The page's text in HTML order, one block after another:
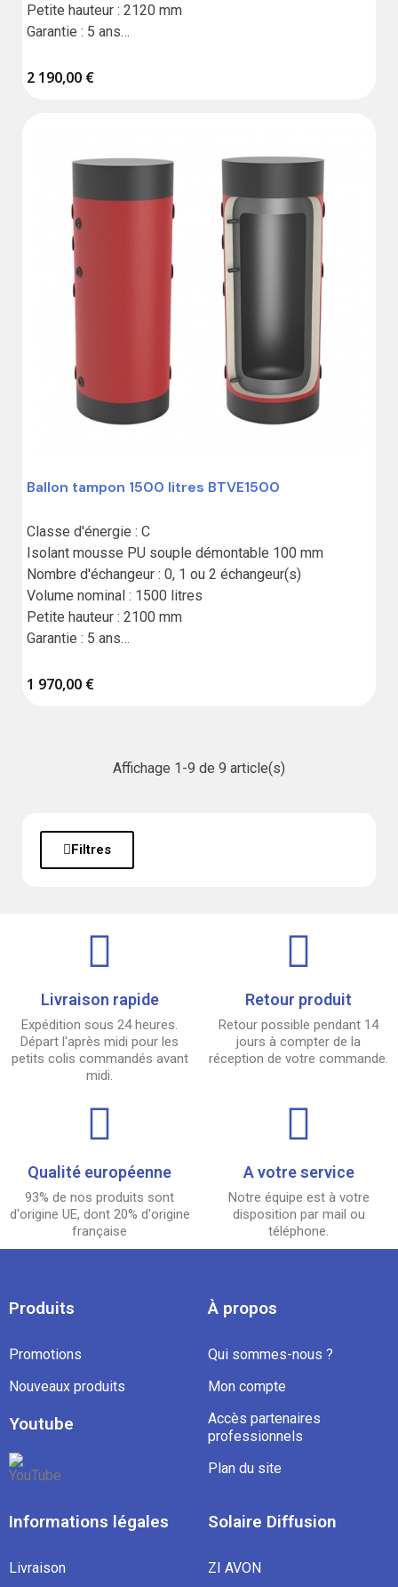
Filtres
Petite hauteur : 2120 mm
Garantie : 5 ans
Résistance vendue séparément
2 190,00 €
Ballon tampon 1500 litres BTVE1500
Classe d'énergie : C
Isolant mousse PU souple démontable 100 mm
Nombre d'échangeur : 0, 1 ou 2 échangeur(s)
Volume nominal : 1500 litres
Petite hauteur : 2100 mm
Garantie : 5 ans
Résistance vendue séparément
1 970,00 €
Affichage 1-9 de 9 article(s)
Livraison rapide
Expédition sous 24 heures.
Départ l'après midi pour les
petits colis commandés avant
midi.
Retour produit
Retour possible pendant 14
jours à compter de la
réception de votre commande.
Qualité européenne
93% de nos produits sont
d'origine UE, dont 20% d'origine
française
A votre service
Notre équipe est à votre
disposition par mail ou
téléphone.
Produits
Promotions
Nouveaux produits
Youtube
À propos
Qui sommes-nous ?
Mon compte
Accès partenaires
professionnels
Plan du site
Informations légales
Livraison
Solaire Diffusion
ZI AVON